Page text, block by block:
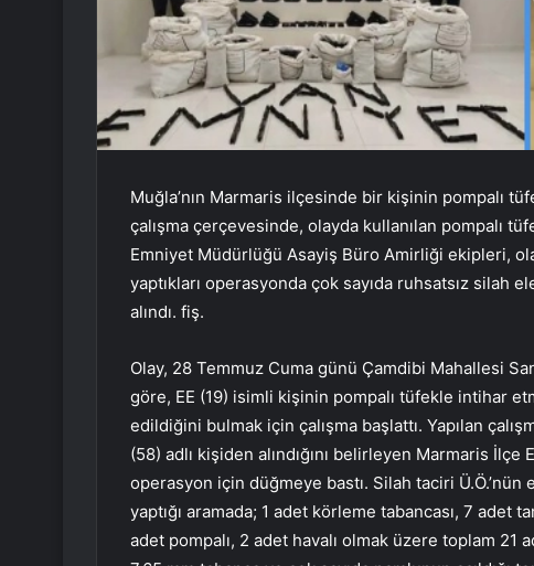
Muğla’nın Marmaris ilçesinde bir kişinin pompalı
çalışma çerçevesinde, olayda kullanılan pompalı
Emniyet Müdürlüğü Asayiş Büro Amirliği ekipleri,
yaptıkları operasyonda çok sayıda ruhsatsız silah
alındı. fiş.
Olay, 28 Temmuz Cuma günü Çamdibi Mahallesi
göre, EE (19) isimli kişinin pompalı tüfekle intihar
edildiğini bulmak için çalışma başlattı. Yapılan
(58) adlı kişiden alındığını belirleyen Marmaris
operasyon için düğmeye bastı. Silah taciri
yaptığı aramada; 1 adet körleme tabancası, 7 adet
adet pompalı, 2 adet havalı olmak üzere toplam 21